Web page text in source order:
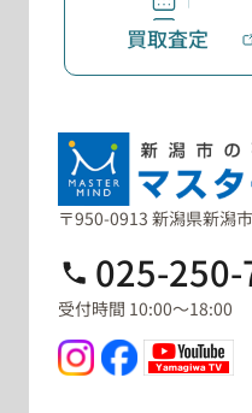
買取査定
〒950-0913 新潟県新潟
025-
受付時間 10:00～18:00